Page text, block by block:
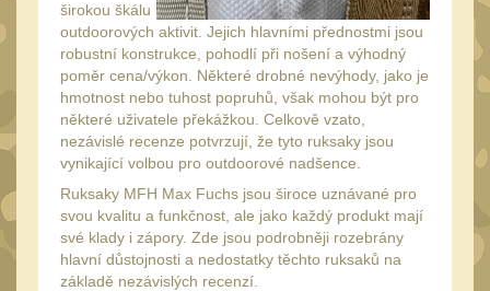
Dvojnožky pro M-LOK9
Dvojnožky pro Keymod
Dvojnožky na otočný
čep 15
Popruhy a poutka
Príslušenstvo 18
OPTIKY(145)
širokou škálu
outdoorových aktivit. Jejich hlavními přednostmi jsou
robustní konstrukce, pohodlí při nošení a výhodný
poměr cena/výkon. Některé drobné nevýhody, jako je
hmotnost nebo tuhost popruhů, však mohou být pro
některé uživatele překážkou. Celkově vzato,
nezávislé recenze potvrzují, že tyto ruksaky jsou
vynikající volbou pro outdoorové nadšence.
Ruksaky MFH Max Fuchs jsou široce uznávané pro
svou kvalitu a funkčnost, ale jako každý produkt mají
své klady i zápory. Zde jsou podrobněji rozebrány
hlavní důstojnosti a nedostatky těchto ruksaků na
základě nezávislých recenzí.